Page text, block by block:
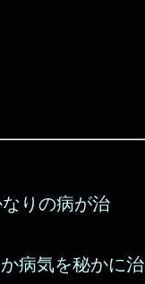
りの病が治
病気を秘かに治